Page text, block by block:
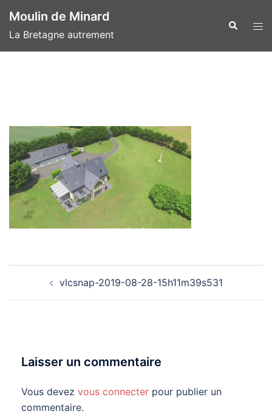
au
contenu
Moulin de Minard
La Bretagne autrement
d’articlevlcsnap-2019-08-28-15h11m39s531
Laisser un commentaire
Vous devez vous connecter pour publier un
commentaire.